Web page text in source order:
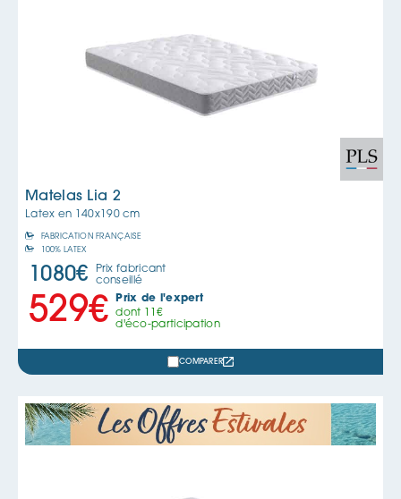
Matelas Lia 2
Latex en 140x190 cm
FABRICATION FRANÇAISE
100% LATEX
1080€
Prix fabricant
conseillé
529€
Prix de l'expert
dont
11€
d'éco-participation
COMPARER